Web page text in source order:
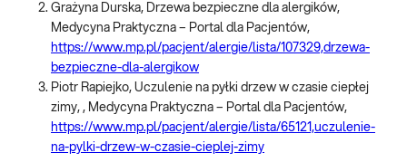
Grażyna Durska, Drzewa bezpieczne dla alergików,
Medycyna Praktyczna – Portal dla Pacjentów,
https://www.mp.pl/pacjent/alergie/lista/107329,drzewa-
bezpieczne-dla-alergikow
Piotr Rapiejko, Uczulenie na pyłki drzew w czasie ciepłej
zimy, , Medycyna Praktyczna – Portal dla Pacjentów,
https://www.mp.pl/pacjent/alergie/lista/65121,uczulenie-
na-pylki-drzew-w-czasie-cieplej-zimy